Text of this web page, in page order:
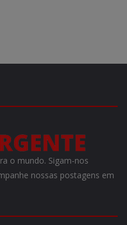
o mundo. Sigam-nos
nossas postagens em